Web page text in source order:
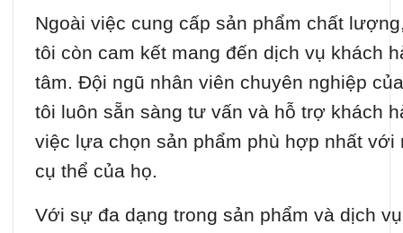
Ngoài việc cung cấp sản phẩm chất
tôi còn cam kết mang đến dịch vụ khách
tâm. Đội ngũ nhân viên chuyên nghiệp
tôi luôn sẵn sàng tư vấn và hỗ trợ khách
việc lựa chọn sản phẩm phù hợp nhất với
cụ thể của họ.
Với sự đa dạng trong sản phẩm và dịch